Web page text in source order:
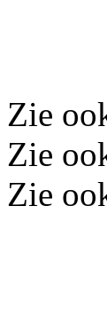
Zie
Zie
Zie